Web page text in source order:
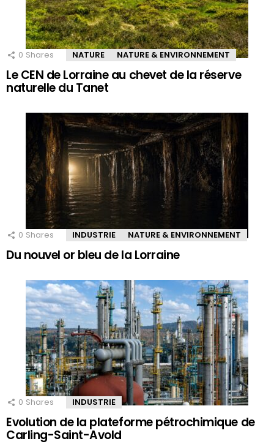
0 Shares NATURE NATURE & ENVIRONNEMENT
Le CEN de Lorraine au chevet de la réserve
naturelle du Tanet
0 Shares INDUSTRIE NATURE & ENVIRONNEMENT
Du nouvel or bleu de la Lorraine
0 Shares INDUSTRIE
Evolution de la plateforme pétrochimique de
Carling-Saint-Avold